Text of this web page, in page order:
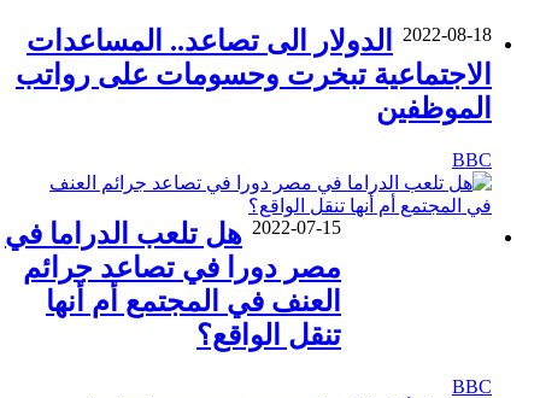
2022-08-18
الدولار الى تصاعد.. المساعدات
الاجتماعية تبخرت وحسومات على رواتب
الموظفين
BBC
2022-07-15 هل تلعب الدراما في
مصر دورا في تصاعد جرائم
العنف في المجتمع أم أنها
تنقل الواقع؟
BBC